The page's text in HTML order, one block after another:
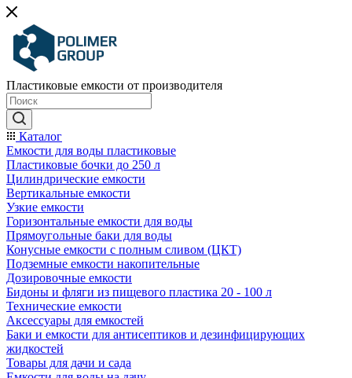
Пластиковые емкости от производителя
Каталог
Емкости для воды пластиковые
Пластиковые бочки до 250 л
Цилиндрические емкости
Вертикальные емкости
Узкие емкости
Горизонтальные емкости для воды
Прямоугольные баки для воды
Конусные емкости с полным сливом (ЦКТ)
Подземные емкости накопительные
Дозировочные емкости
Бидоны и фляги из пищевого пластика 20 - 100 л
Технические емкости
Аксессуары для емкостей
Баки и емкости для антисептиков и дезинфицирующих
жидкостей
Товары для дачи и сада